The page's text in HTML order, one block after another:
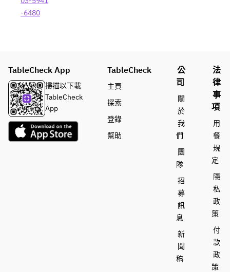
-6480
TableCheck App
掃描以下載
TableCheck
App
TableCheck
主頁
探索
登錄
幫助
公
司
關
於
我
們
團
隊
招
募
訊
息
新
聞
稿
法
律
事
項
用
餐
規
定
隱
私
政
策
付
款
政
策